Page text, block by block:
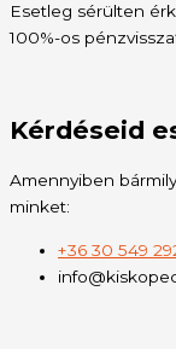
Esetleg sérülten
100%-os
Kérdéseid
Amennyiben
minket:
+36 30 549